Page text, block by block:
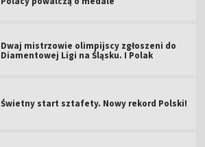
Dwaj mistrzowie olimpijscy zgłoszeni do
Diamentowej Ligi na Śląsku. I Polak
Świetny start sztafety. Nowy rekord Polski!